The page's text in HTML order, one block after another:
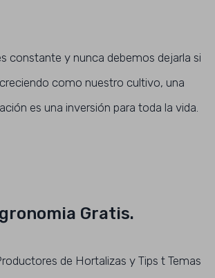
constante y nunca debemos dejarla si
como nuestro cultivo, una
es una inversión para toda la vida.
Gratis.
de Hortalizas y Tips t Temas